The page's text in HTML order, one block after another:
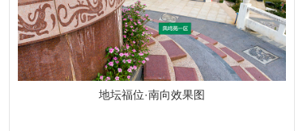
地坛福位·南向效果图